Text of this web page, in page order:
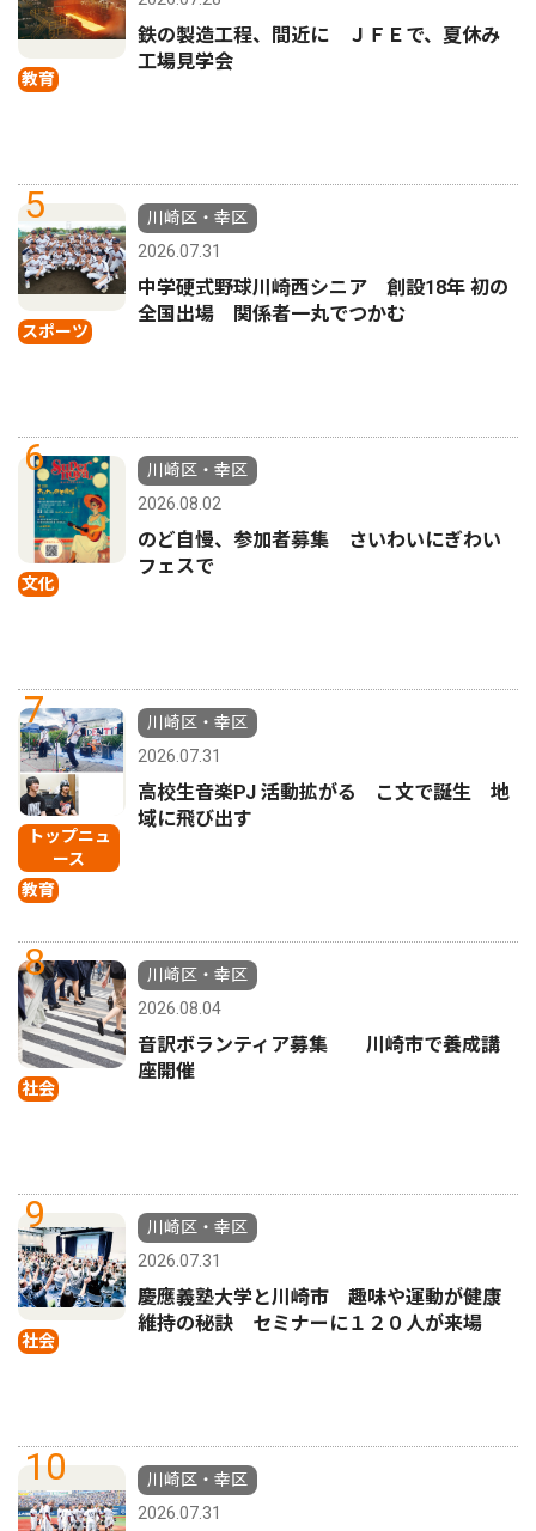
教育
鉄の製造工程、間近に ＪＦＥで、夏休み
工場見学会
5
スポーツ
川崎区・幸区
2026.07.31
中学硬式野球川崎西シニア 創設18年 初の
全国出場 関係者一丸でつかむ
6
文化
川崎区・幸区
2026.08.02
のど自慢、参加者募集 さいわいにぎわい
フェスで
7
トップニュ
ース
教育
川崎区・幸区
2026.07.31
高校生音楽PJ 活動拡がる こ文で誕生 地
域に飛び出す
8
社会
川崎区・幸区
2026.08.04
音訳ボランティア募集 川崎市で養成講
座開催
9
社会
川崎区・幸区
2026.07.31
慶應義塾大学と川崎市 趣味や運動が健康
維持の秘訣 セミナーに１２０人が来場
10
川崎区・幸区
2026.07.31